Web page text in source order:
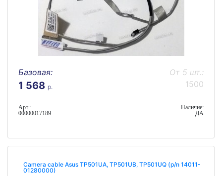
Базовая:
1 568 р.
От 5 шт.:
1500
Арт.:
00000017189
Наличие:
ДА
Camera cable Asus TP501UA, TP501UB, TP501UQ (p/n 14011-
01280000)